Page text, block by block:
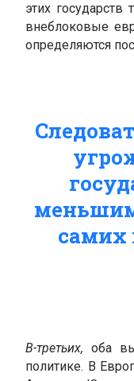
этих
внеблоковые
определяются
меньшим
самих
В-третьих, оба
политике. В